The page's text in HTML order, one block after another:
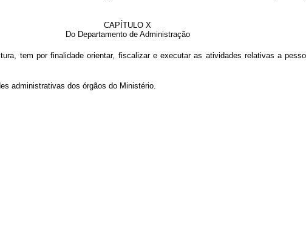
CAPÍTULO X
Do Departamento de Administração
tem por finalidade orientar, fiscalizar e executar as atividades relativas a
administrativas dos órgãos do Ministério.